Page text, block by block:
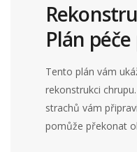
Plán
Tento plán vám
rekonstrukci
strachů vám
pomůže překonat